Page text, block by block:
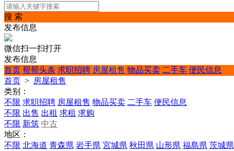
搜 索
发布信息
微信扫一扫打开
发布信息
首页 帮帮头条 求职招聘 房屋租售 物品买卖 二手车 便民信息
首页 > 房屋租售
类别：
不限 求职招聘 房屋租售 物品买卖 二手车 便民信息
不限 出售 出租 求租 求购
不限 新筑 中古
地区：
不限 北海道 青森県 岩手県 宮城県 秋田県 山形県 福島県 茨城県